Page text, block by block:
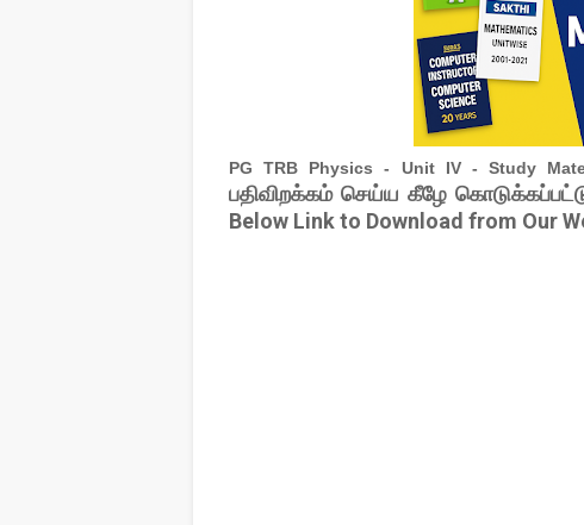
PG TRB Physics - Unit IV - Study
பதிவிறக்கம் செய்ய கீழே
Below Link to Download from Our